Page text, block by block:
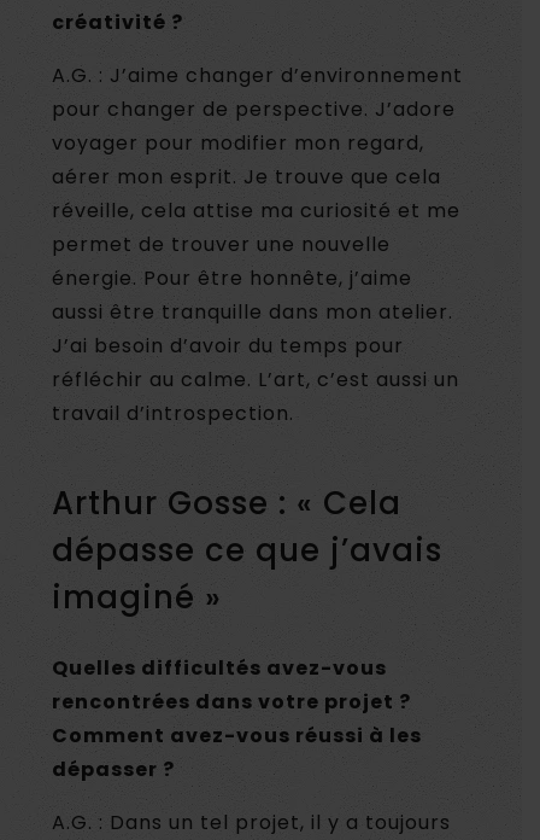
créativité ?
A.G. : J’aime changer d’environnement
pour changer de perspective. J’adore
voyager pour modifier mon regard,
aérer mon esprit. Je trouve que cela
réveille, cela attise ma curiosité et me
permet de trouver une nouvelle
énergie. Pour être honnête, j’aime
aussi être tranquille dans mon atelier.
J’ai besoin d’avoir du temps pour
réfléchir au calme. L’art, c’est aussi un
travail d’introspection.
Arthur Gosse : « Cela
dépasse ce que j’avais
imaginé »
Quelles difficultés avez-vous
rencontrées dans votre projet ?
Comment avez-vous réussi à les
dépasser ?
A.G. : Dans un tel projet, il y a toujours